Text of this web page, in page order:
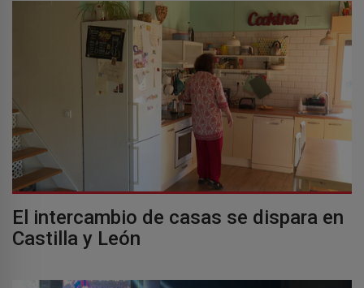
El intercambio de casas se dispara en
Castilla y León